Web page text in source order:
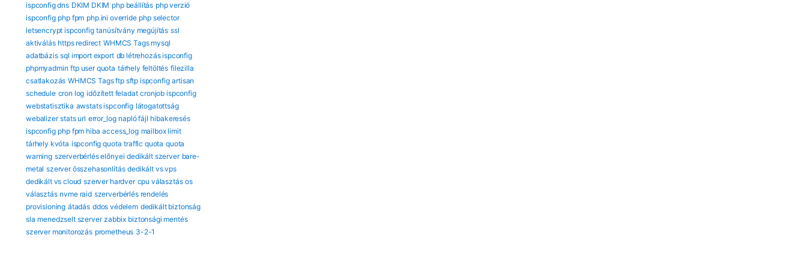
ispconfig dns DKIM DKIM php beállítás php verzió
ispconfig php fpm php.ini override php selector
letsencrypt ispconfig tanúsítvány megújítás ssl
aktiválás https redirect WHMCS Tags mysql
adatbázis sql import export db létrehozás ispconfig
phpmyadmin ftp user quota tárhely feltöltés filezilla
csatlakozás WHMCS Tags ftp sftp ispconfig artisan
schedule cron log időzített feladat cronjob ispconfig
webstatisztika awstats ispconfig látogatottság
webalizer stats url error_log napló fájl hibakeresés
ispconfig php fpm hiba access_log mailbox limit
tárhely kvóta ispconfig quota traffic quota quota
warning szerverbérlés előnyei dedikált szerver bare-
metal szerver összehasonlítás dedikált vs vps
dedikált vs cloud szerver hardver cpu választás os
választás nvme raid szerverbérlés rendelés
provisioning átadás ddos védelem dedikált biztonság
sla menedzselt szerver zabbix biztonsági mentés
szerver monitorozás prometheus 3-2-1